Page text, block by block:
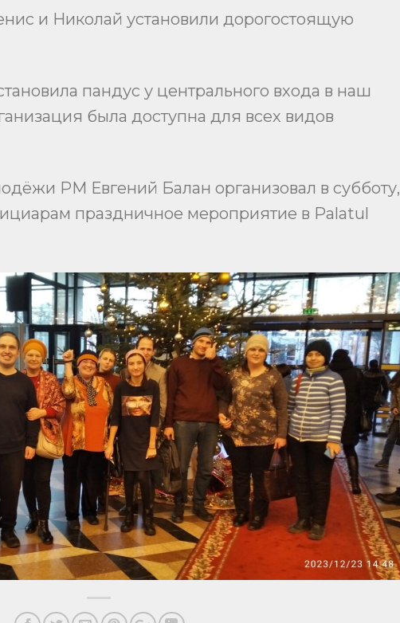
и Николай установили дорогостоящую
пандус у центрального входа в наш
была доступна для всех видов
РМ Евгений Балан организовал в субботу,
праздничное мероприятие в Palatul